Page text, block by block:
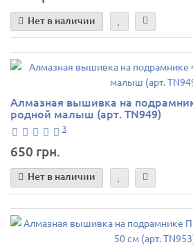
Нет в наличии
Алмазная вышивка на
родной малыш (арт. TN949)
3
650 грн.
Нет в наличии